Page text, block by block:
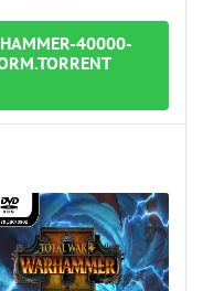
40000-